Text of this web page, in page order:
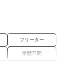
フリーター
学歴不問